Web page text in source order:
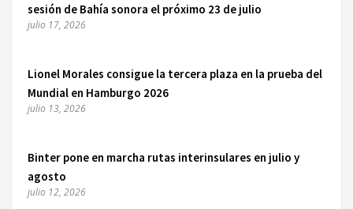
sesión de Bahía sonora el próximo 23 de julio
julio 17, 2026
Lionel Morales consigue la tercera plaza en la prueba del
Mundial en Hamburgo 2026
julio 13, 2026
Binter pone en marcha rutas interinsulares en julio y
agosto
julio 12, 2026